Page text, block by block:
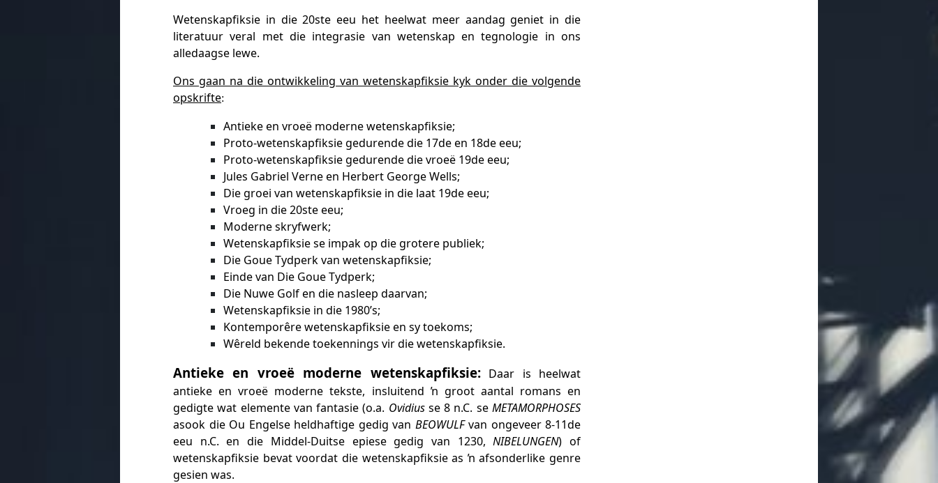
Wetenskapfiksie in die 20ste eeu het heelwat meer aandag geniet in die
literatuur veral met die integrasie van wetenskap en tegnologie in ons
alledaagse lewe.
Ons gaan na die ontwikkeling van wetenskapfiksie kyk onder die volgende
opskrifte:
Antieke en vroeë moderne wetenskapfiksie;
Proto-wetenskapfiksie gedurende die 17de en 18de eeu;
Proto-wetenskapfiksie gedurende die vroeë 19de eeu;
Jules Gabriel Verne en Herbert George Wells;
Die groei van wetenskapfiksie in die laat 19de eeu;
Vroeg in die 20ste eeu;
Moderne skryfwerk;
Wetenskapfiksie se impak op die grotere publiek;
Die Goue Tydperk van wetenskapfiksie;
Einde van Die Goue Tydperk;
Die Nuwe Golf en die nasleep daarvan;
Wetenskapfiksie in die 1980’s;
Kontemporêre wetenskapfiksie en sy toekoms;
Wêreld bekende toekennings vir die wetenskapfiksie.
Antieke en vroeë moderne wetenskapfiksie:Daar is heelwat
antieke en vroeë moderne tekste, insluitend ŉ groot aantal romans en
gedigte wat elemente van fantasie (o.a. Ovidiusse 8 n.C. seMETAMORPHOSES
asook die Ou Engelse heldhaftige gedig van BEOWULFvan ongeveer 8-11de
eeu n.C. en die Middel-Duitse epiese gedig van 1230,NIBELUNGEN) of
wetenskapfiksie bevat voordat die wetenskapfiksie as ŉ afsonderlike genre
gesien was.